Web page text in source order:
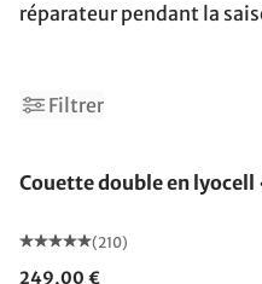
réparateur pendant la
Filtrer
Couette double en
(210)
249,00 €